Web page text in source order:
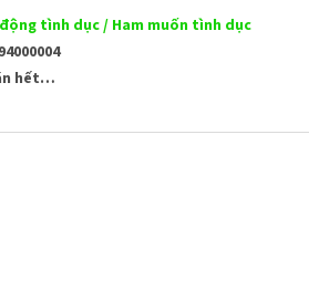
tình dục / Ham muốn tình dục
hết…